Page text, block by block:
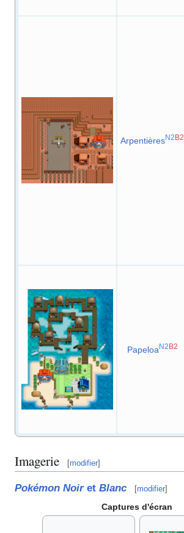
ArpentièresN2 B2
Papeloa N2 B2
Imagerie [modifier]
Pokémon Noiret Blanc [modifier]
Captures d'écran